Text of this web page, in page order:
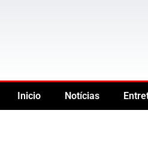
Inicio Notícias